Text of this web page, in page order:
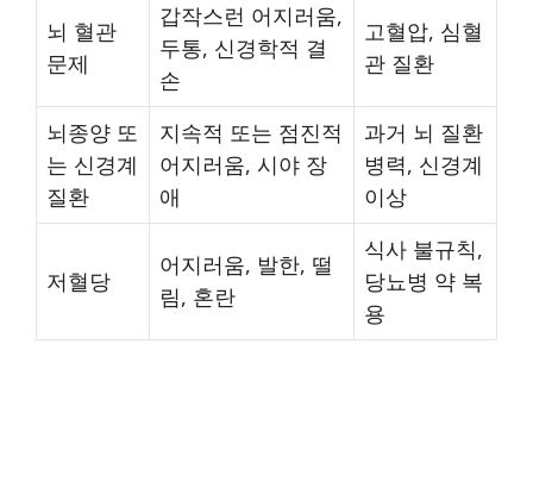
뇌 혈관
문제
갑작스런 어지러움,
두통, 신경학적 결
손
고혈압, 심혈
관 질환
뇌종양 또
는 신경계
질환
지속적 또는 점진적
어지러움, 시야 장
애
과거 뇌 질환
병력, 신경계
이상
저혈당
어지러움, 발한, 떨
림, 혼란
식사 불규칙,
당뇨병 약 복
용